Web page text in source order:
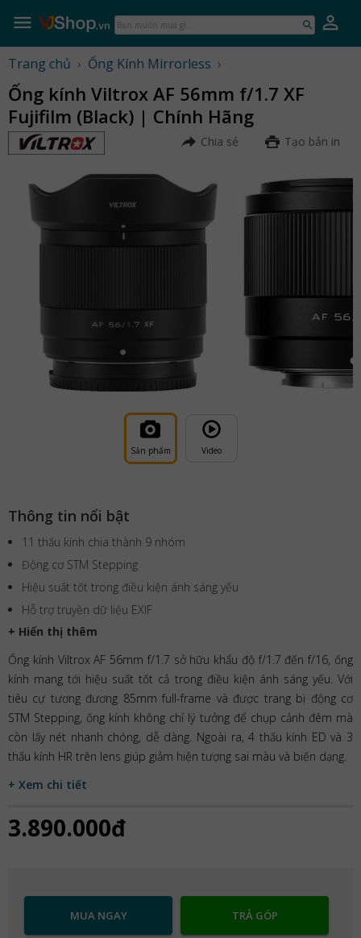
Bạn
muốn
gì...
Trang chủ › Ống Kính Mirrorless ›
Ống kính Viltrox AF 56mm f/1.7 XF
Fujifilm (Black) | Chính Hãng
Chia sẻ Tạo bản in
Sản phẩm Video
Thông tin nổi bật
11 thấu kính chia thành 9 nhóm
Động cơ STM Stepping
Hiệu suất tốt trong điều kiện ánh sáng yếu
Hỗ trợ truyền dữ liệu EXIF
+ Hiển thị thêm
Ống kính Viltrox AF 56mm f/1.7 sở hữu khẩu độ f/1.7 đến f/16, ống
kính mang tới hiệu suất tốt cả trong điều kiện ánh sáng yếu. Với
tiêu cự tương đương 85mm full-frame và được trang bị động cơ
STM Stepping, ống kính không chỉ lý tưởng để chụp cảnh đêm mà
còn lấy nét nhanh chóng, dễ dàng. Ngoài ra, 4 thấu kính ED và 3
thấu kính HR trên lens giúp giảm hiện tượng sai màu và biến dạng.
+ Xem chi tiết
3.890.000đ
MUA NGAY TRẢ GÓP